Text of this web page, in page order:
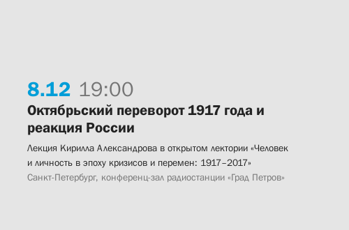
8.12 19:00
Октябрьский переворот 1917 года и
реакция России
Лекция Кирилла Александрова в открытом лектории «Человек
и личность в эпоху кризисов и перемен: 1917–2017»
Санкт-Петербург, конференц-зал радиостанции «Град Петров»